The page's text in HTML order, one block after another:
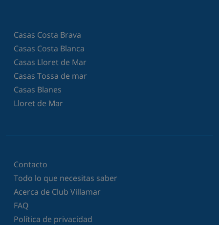
Casas Costa Brava
Casas Costa Blanca
Casas Lloret de Mar
Casas Tossa de mar
Casas Blanes
Lloret de Mar
Contacto
Todo lo que necesitas saber
Acerca de Club Villamar
FAQ
Política de privacidad